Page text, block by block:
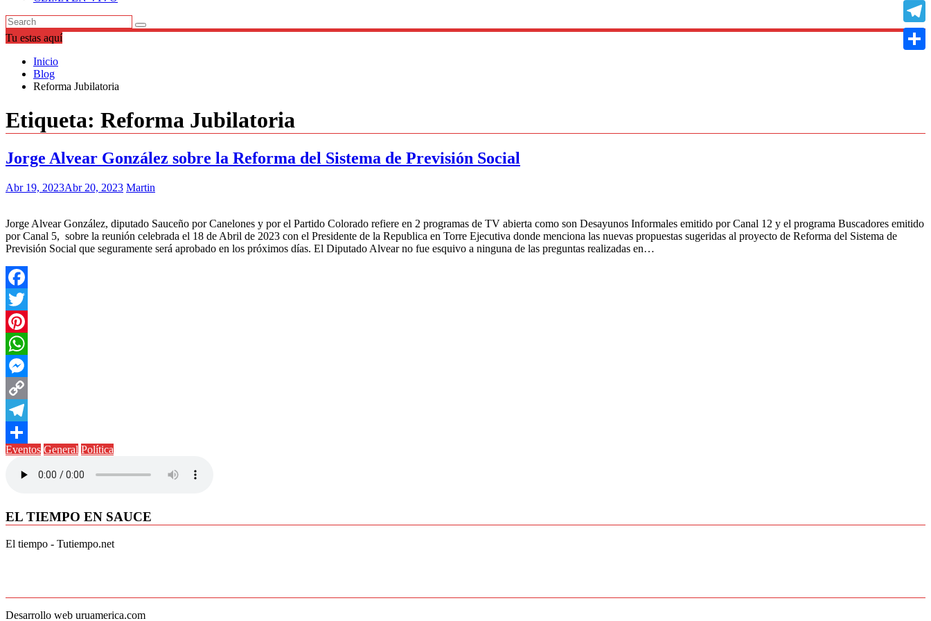
Tu estas aquí
Inicio
Blog
Reforma Jubilatoria
Etiqueta: Reforma Jubilatoria
Jorge Alvear González sobre la Reforma del Sistema de Previsión Social
Abr 19, 2023Abr 20, 2023 Martin
Jorge Alvear González, diputado Sauceño por Canelones y por el Partido Colorado refiere en 2 programas de TV abierta como son Desayunos Informales emitido por Canal 12 y el programa Buscadores emitido
por Canal 5, sobre la reunión celebrada el 18 de Abril de 2023 con el Presidente de la Republica en Torre Ejecutiva donde menciona las nuevas propuestas sugeridas al proyecto de Reforma del Sistema de
Previsión Social que seguramente será aprobado en los próximos días. El Diputado Alvear no fue esquivo a ninguna de las preguntas realizadas en…
Facebook
Twitter
Pinterest
WhatsApp
Messenger
Copy
Link
Telegram
Compartir
Eventos General Política
EL TIEMPO EN SAUCE
El tiempo - Tutiempo.net
Desarrollo web uruamerica.com
Copy
Link